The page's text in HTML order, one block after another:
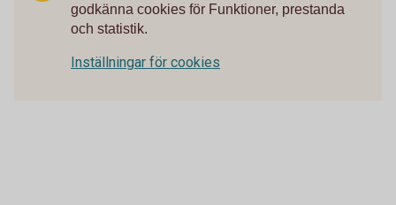
godkänna cookies för Funktioner, prestanda
och statistik.
Inställningar för cookies